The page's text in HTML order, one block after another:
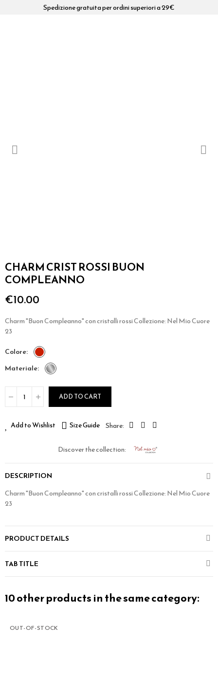
Spedizione gratuita per ordini superiori a 29€
CHARM CRIST ROSSI BUON
COMPLEANNO
€10.00
Charm "Buon Compleanno" con cristalli rossi Collezione: Nel Mio Cuore
23
colore
materiale
ADD TO CART
Add to Wishlist Size Guide
Discover the collection:
DESCRIPTION
Charm "Buon Compleanno" con cristalli rossi Collezione: Nel Mio Cuore
23
PRODUCT DETAILS
TAB TITLE
10 other products in the same category:
OUT-OF-STOCK